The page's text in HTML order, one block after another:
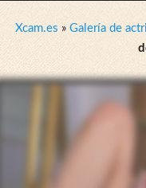
Xcam.es » Galería de